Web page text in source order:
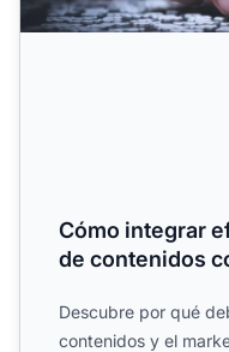
Cómo integrar
de contenidos
Descubre por qué
contenidos y el